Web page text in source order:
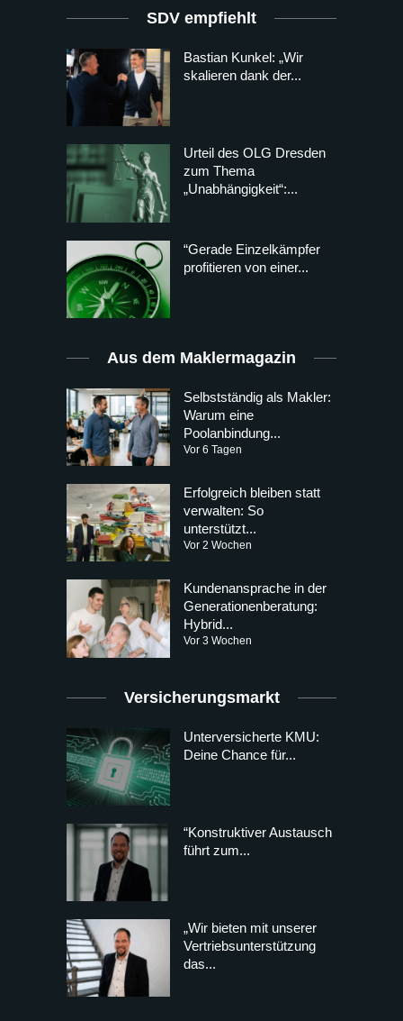
SDV empfiehlt
Bastian Kunkel: „Wir
skalieren dank der...
Urteil des OLG Dresden
zum Thema
„Unabhängigkeit“:...
“Gerade Einzelkämpfer
profitieren von einer...
Aus dem Maklermagazin
Selbstständig als Makler:
Warum eine
Poolanbindung...
Vor 6 Tagen
Erfolgreich bleiben statt
verwalten: So
unterstützt...
Vor 2 Wochen
Kundenansprache in der
Generationenberatung:
Hybrid...
Vor 3 Wochen
Versicherungsmarkt
Unterversicherte KMU:
Deine Chance für...
“Konstruktiver Austausch
führt zum...
„Wir bieten mit unserer
Vertriebsunterstützung
das...